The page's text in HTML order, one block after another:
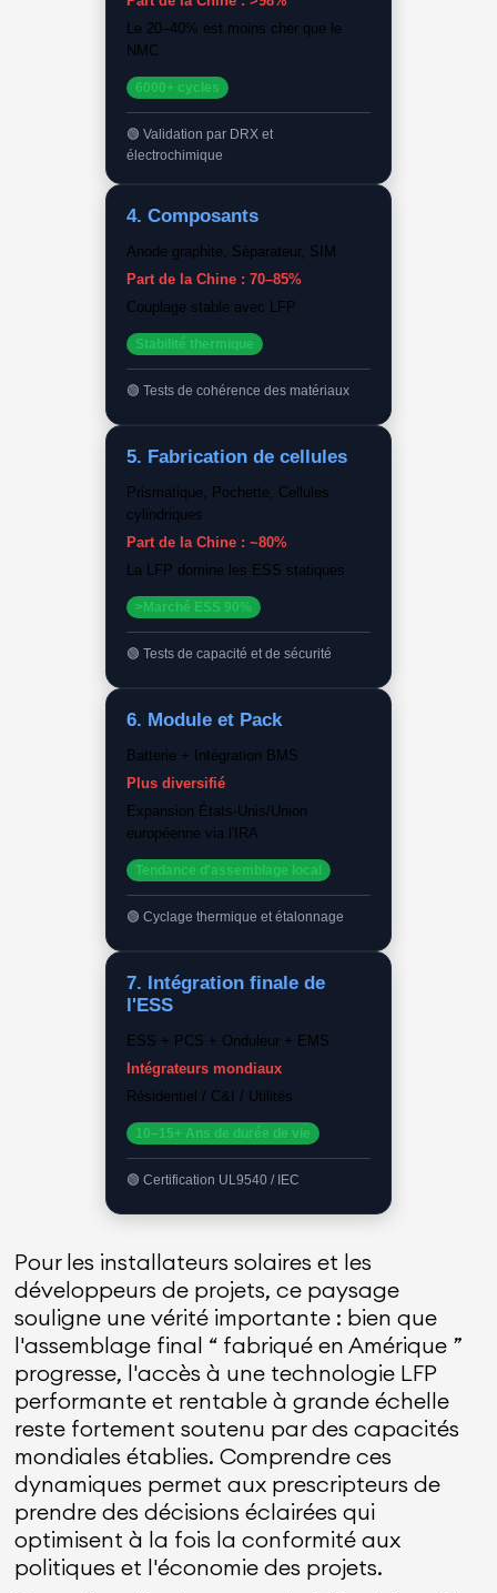
Le 20–40% est moins cher que le
NMC
6000+ cycles
Validation par DRX et
électrochimique
4. Composants
Anode graphite, Séparateur, SIM
Part de la Chine : 70–85%
Couplage stable avec LFP
Stabilité thermique
Tests de cohérence des matériaux
5. Fabrication de cellules
Prismatique, Pochette, Cellules
cylindriques
Part de la Chine : ~80%
La LFP domine les ESS statiques
>Marché ESS 90%
Tests de capacité et de sécurité
6. Module et Pack
Batterie + Intégration BMS
Plus diversifié
Expansion États-Unis/Union
européenne via l'IRA
Tendance d'assemblage local
Cyclage thermique et étalonnage
7. Intégration finale de
l'ESS
ESS + PCS + Onduleur + EMS
Intégrateurs mondiaux
Résidentiel / C&I / Utilités
10–15+ Ans de durée de vie
Certification UL9540 / IEC
Pour les installateurs solaires et les
développeurs de projets, ce paysage
souligne une vérité importante : bien que
l'assemblage final “ fabriqué en Amérique ”
progresse, l'accès à une technologie LFP
performante et rentable à grande échelle
reste fortement soutenu par des capacités
mondiales établies. Comprendre ces
dynamiques permet aux prescripteurs de
prendre des décisions éclairées qui
optimisent à la fois la conformité aux
politiques et l'économie des projets.